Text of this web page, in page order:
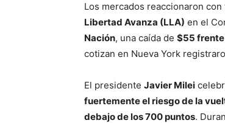
Los mercados reaccionaron
Libertad Avanza (LLA) en el
Nación, una caída de $55
cotizan en Nueva York
El presidente Javier Milei
fuertemente el riesgo de la
debajo de los 700 puntos.